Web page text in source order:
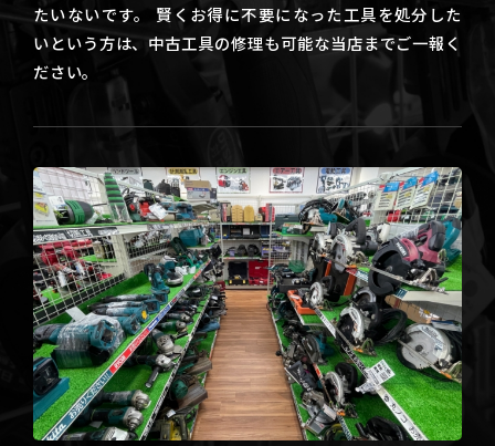
たいないです。 賢くお得に不要になった工具を処分した
いという方は、中古工具の修理も可能な当店までご一報く
ださい。